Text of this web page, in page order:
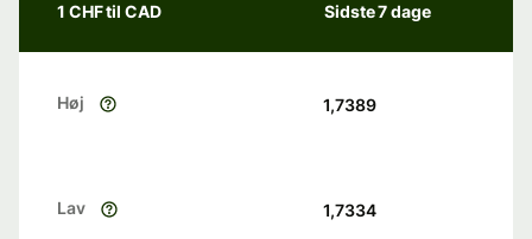
1 CHF til CAD Sidste 7 dage
Høj 1,7389
Lav 1,7334